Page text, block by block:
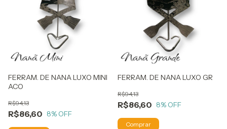
FERRAM. DE NANA LUXO MINI
ACO
R$86,60
R$94,13
8% OFF
FERRAM. DE NANA LUXO GR
R$86,60
R$94,13
8% OFF